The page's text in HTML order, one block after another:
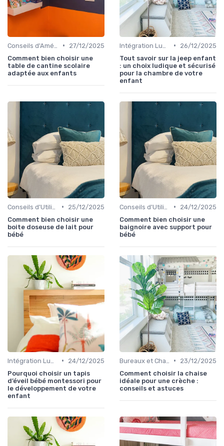
•
27/12/2025
Comment bien choisir une
table de cantine scolaire
adaptée aux enfants
•
26/12/2025
Tout savoir sur la jeep enfant
: un choix ludique et sécurisé
pour la chambre de votre
enfant
•
25/12/2025
Comment bien choisir une
boite doseuse de lait pour
bébé
•
24/12/2025
Comment bien choisir une
baignoire avec support pour
bébé
•
24/12/2025
Pourquoi choisir un tapis
d’éveil bébé montessori pour
le développement de votre
enfant
•
23/12/2025
Comment choisir la chaise
idéale pour une crèche :
conseils et astuces